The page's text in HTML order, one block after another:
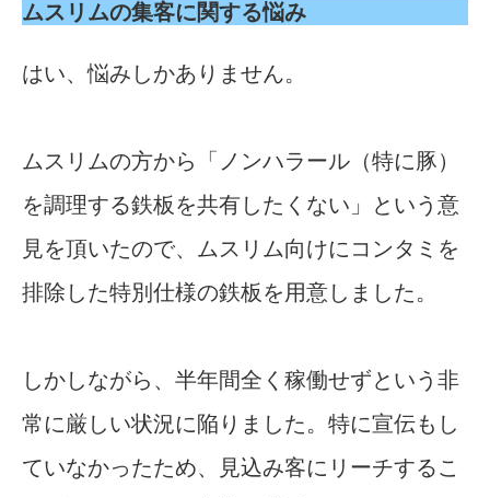
ムスリムの集客に関する悩み
はい、悩みしかありません。
ムスリムの方から「ノンハラール（特に豚）
を調理する鉄板を共有したくない」という意
見を頂いたので、ムスリム向けにコンタミを
排除した特別仕様の鉄板を用意しました。
しかしながら、半年間全く稼働せずという非
常に厳しい状況に陥りました。特に宣伝もし
ていなかったため、見込み客にリーチするこ